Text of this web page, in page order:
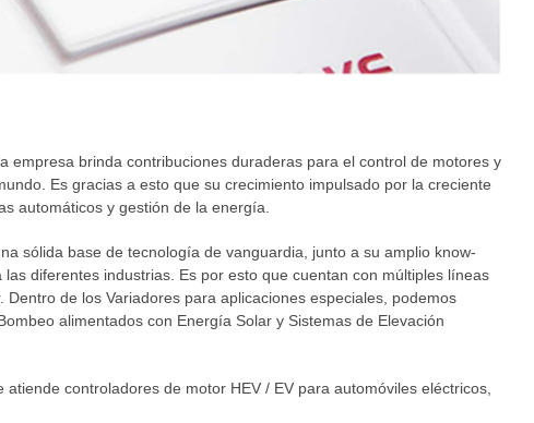
empresa brinda contribuciones duraderas para el control de motores y
Es gracias a esto que su crecimiento impulsado por la creciente
automáticos y gestión de la energía.
sólida base de tecnología de vanguardia, junto a su amplio know-
diferentes industrias. Es por esto que cuentan con múltiples líneas
de los Variadores para aplicaciones especiales, podemos
alimentados con Energía Solar y Sistemas de Elevación
controladores de motor HEV / EV para automóviles eléctricos,